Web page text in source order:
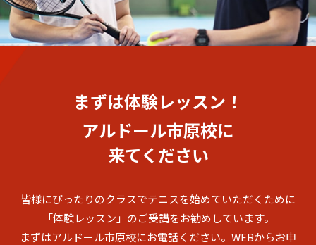
まずは体験レッスン！
アルドール市原校に
来てください
皆様にぴったりのクラスでテニスを始めていただくために
「体験レッスン」のご受講をお勧めしています。
まずはアルドール市原校にお電話ください。 WEBからお申